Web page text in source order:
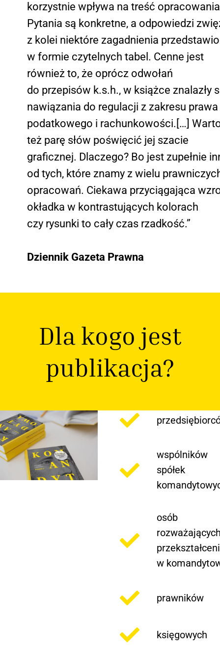
korzystnie wpływa na treść
Pytania są konkretne, a odpowiedzi
z kolei niektóre zagadnienia
w formie czytelnych tabel. Cenne jest
również to, że oprócz odwołań
do przepisów k.s.h., w książce znalazły
nawiązania do regulacji z zakresu prawa
podatkowego i rachunkowości.[…]
też parę słów poświęcić jej szacie
graficznej. Dlaczego? Bo jest zupełnie
od tych, które znamy z wielu
opracowań. Ciekawa przyciągająca
okładka w kontrastujących kolorach
czy rysunki to cały czas rzadkość.”
Dziennik Gazeta Prawna
Dla kogo jest
publikacja?
wspólników
spółek
osób
w
prawników
księgowych